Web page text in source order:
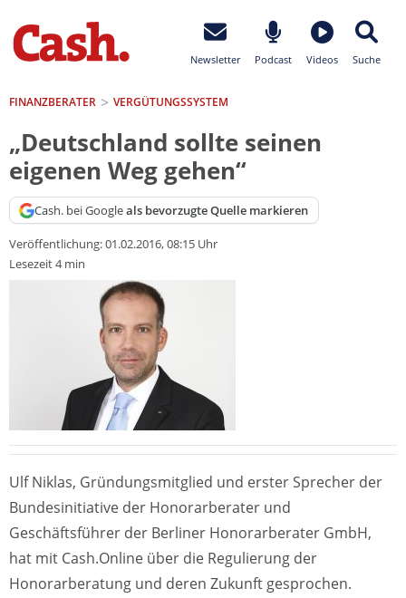
Newsletter Podcast Videos Suche
FINANZBERATER VERGÜTUNGSSYSTEM
„Deutschland sollte seinen
eigenen Weg gehen“
Cash. bei Googleals bevorzugte Quelle markieren
Veröffentlichung:01.02.2016, 08:15 Uhr
Lesezeit 4 min
Ulf Niklas, Gründungsmitglied und erster Sprecher der
Bundesinitiative der Honorarberater und
Geschäftsführer der Berliner Honorarberater GmbH,
hat mit Cash.Online über die Regulierung der
Honorarberatung und deren Zukunft gesprochen.